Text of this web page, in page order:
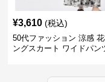
¥3,610 (税込)
50代ファッション 涼感
ングスカート ワイドパン